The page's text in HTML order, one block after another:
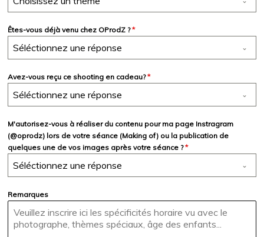
Êtes-vous déjà venu chez OProdZ ?*
Séléctionnez une réponse
Avez-vous reçu ce shooting en cadeau?*
Séléctionnez une réponse
M'autorisez-vous à réaliser du contenu pour ma page Instragram
(@oprodz) lors de votre séance (Making of) ou la publication de
quelques une de vos images après votre séance ?*
Séléctionnez une réponse
Remarques